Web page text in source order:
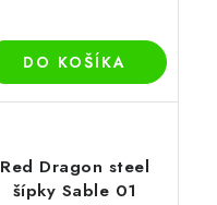
DO KOŠÍKA
Red Dragon steel
šípky Sable 01